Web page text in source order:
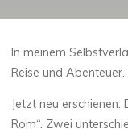
In meinem
Reise und Abenteuer.
Jetzt neu erschienen:
Rom“. Zwei